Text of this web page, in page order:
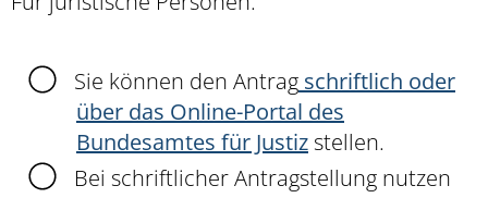
Sie können den Antrag schriftlich oder
über das Online-Portal des
Bundesamtes für Justiz stellen.
Bei schriftlicher Antragstellung nutzen